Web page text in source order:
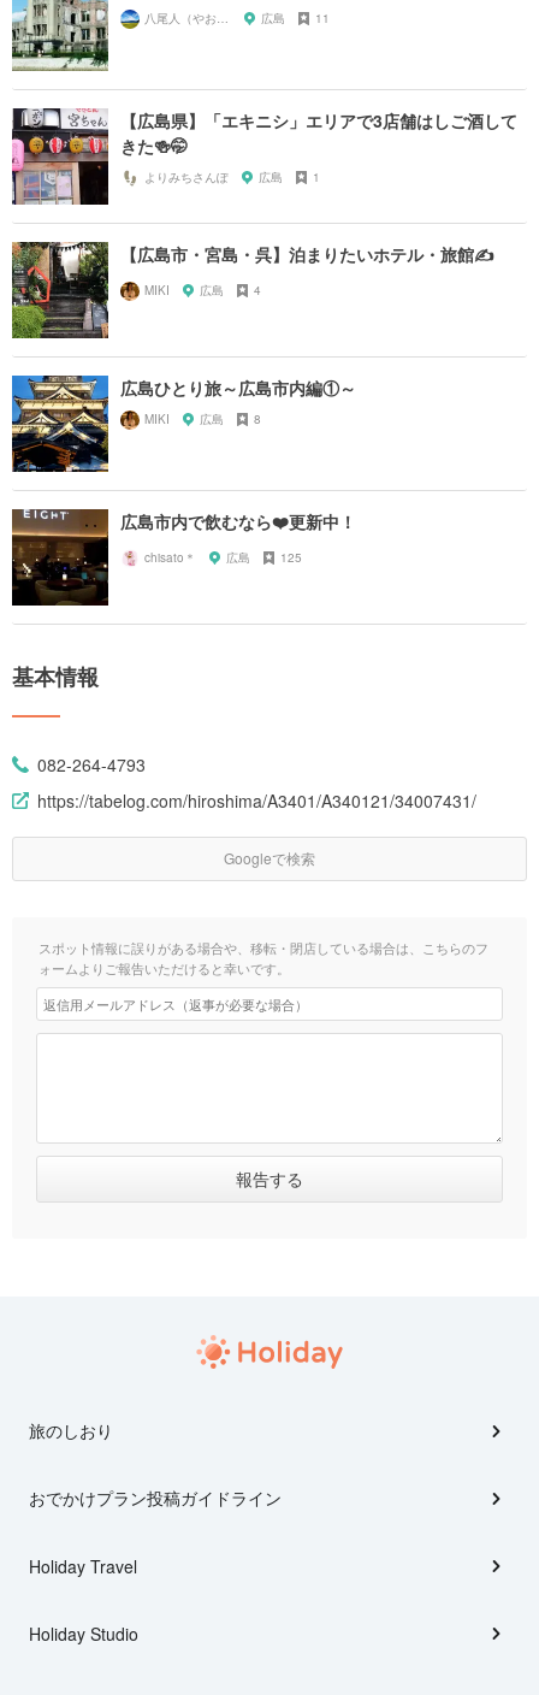
広島 11
【広島県】「エキニシ」エリアで3店舗はしご酒して
きた🍻🤭
よりみちさんぽ 広島 1
【広島市・宮島・呉】泊まりたいホテル・旅館✍️
MIKI 広島 4
広島ひとり旅～広島市内編①～
MIKI 広島 8
広島市内で飲むなら❤️更新中！
chisato＊ 広島 125
基本情報
082-264-4793
https://tabelog.com/hiroshima/A3401/A340121/34007431/
Googleで検索
スポット情報に誤りがある場合や、移転・閉店している場合は、こちらのフ
ォームよりご報告いただけると幸いです。
旅のしおり
おでかけプラン投稿ガイドライン
Holiday Travel
Holiday Studio